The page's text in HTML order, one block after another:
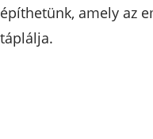
építhetünk, amely az
táplálja.